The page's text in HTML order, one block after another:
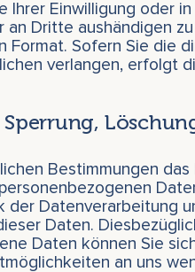
Ihrer Einwilligung oder
Dritte aushändigen zu
Format. Sofern Sie die
verlangen, erfolgt
Bestimmungen das
der Datenverarbeitung
Daten.
Daten können Sie
an uns